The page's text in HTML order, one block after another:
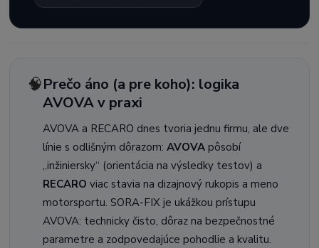
🧠Prečo áno (a pre koho): logika
AVOVA v praxi
AVOVA a RECARO dnes tvoria jednu firmu, ale dve
línie s odlišným dôrazom:AVOVA pôsobí
„inžiniersky“ (orientácia na výsledky testov) a
RECARO viac stavia na dizajnový rukopis a meno
motorsportu. SORA-FIX je ukážkou prístupu
AVOVA: technicky čisto, dôraz na bezpečnostné
parametre a zodpovedajúce pohodlie a kvalitu.